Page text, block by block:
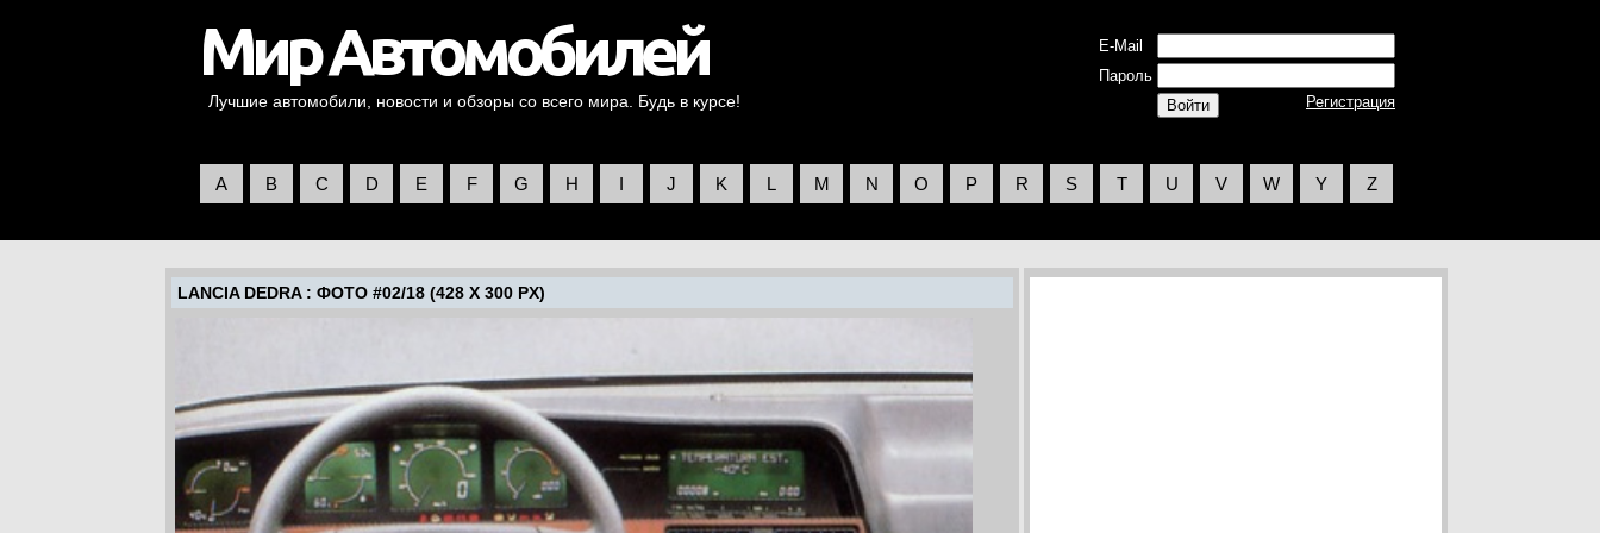
Лучшие автомобили, новости и обзоры со всего мира. Будь в курсе!
E-Mail
Пароль
Регистрация
A B C D E F G H I J K L M N O P R S T U V W Y Z
LANCIA DEDRA: ФОТО #02/18 (428 X 300 PX)